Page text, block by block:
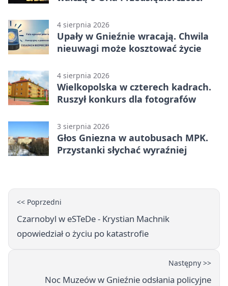
4 sierpnia 2026
Upały w Gnieźnie wracają. Chwila
nieuwagi może kosztować życie
4 sierpnia 2026
Wielkopolska w czterech kadrach.
Ruszył konkurs dla fotografów
3 sierpnia 2026
Głos Gniezna w autobusach MPK.
Przystanki słychać wyraźniej
<< Poprzedni
Czarnobyl w eSTeDe - Krystian Machnik
opowiedział o życiu po katastrofie
Następny >>
Noc Muzeów w Gnieźnie odsłania policyjne